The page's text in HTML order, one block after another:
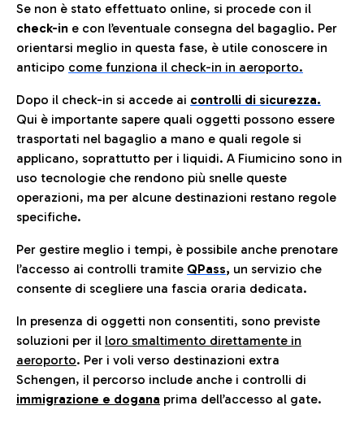
Se non è stato effettuato online, si procede con il
check-in e con l’eventuale consegna del bagaglio. Per
orientarsi meglio in questa fase, è utile conoscere in
anticipo come funziona il check-in in aeroporto.
Dopo il check-in si accede ai controlli di sicurezza.
Qui è importante sapere quali oggetti possono essere
trasportati nel bagaglio a mano e quali regole si
applicano, soprattutto per i liquidi. A Fiumicino sono in
uso tecnologie che rendono più snelle queste
operazioni, ma per alcune destinazioni restano regole
specifiche.
Per gestire meglio i tempi, è possibile anche prenotare
l’accesso ai controlli tramite QPass, un servizio che
consente di scegliere una fascia oraria dedicata.
In presenza di oggetti non consentiti, sono previste
soluzioni per il loro smaltimento direttamente in
aeroporto. Per i voli verso destinazioni extra
Schengen, il percorso include anche i controlli di
immigrazione e dogana prima dell’accesso al gate.